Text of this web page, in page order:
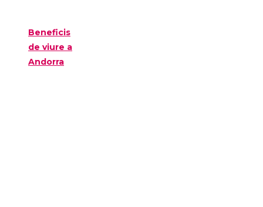
Beneficis
de viure a
Andorra